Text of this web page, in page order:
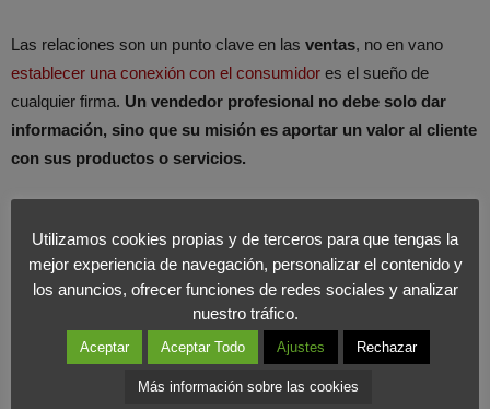
Las relaciones son un punto clave en las ventas, no en vano
establecer una conexión con el consumidor es el sueño de
cualquier firma. Un vendedor profesional no debe solo dar
información, sino que su misión es aportar un valor al cliente
con sus productos o servicios.
Un vendedor profesional no debe
solo dar información, sino que su
misión es aportar un valor al cliente
con sus productos o servicios.
COMPARTIR EN X
Utilizamos cookies propias y de terceros para que tengas la
mejor experiencia de navegación, personalizar el contenido y
los anuncios, ofrecer funciones de redes sociales y analizar
nuestro tráfico.
Aceptar Aceptar Todo Ajustes Rechazar
Más información sobre las cookies